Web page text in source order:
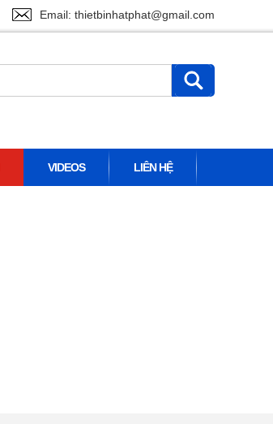
Email: thietbinhatphat@gmail.com
VIDEOS LIÊN HỆ